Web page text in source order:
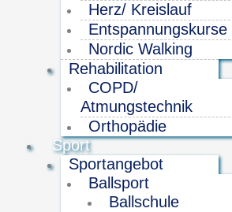
Herz/ Kreislauf
Entspannungskurse
Nordic Walking
Rehabilitation
COPD/
Atmungstechnik
Orthopädie
Sport
Sportangebot
Ballsport
Ballschule